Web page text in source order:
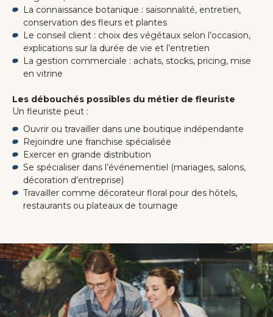
La connaissance botanique : saisonnalité, entretien,
conservation des fleurs et plantes
Le conseil client : choix des végétaux selon l’occasion,
explications sur la durée de vie et l’entretien
La gestion commerciale : achats, stocks, pricing, mise
en vitrine
Les débouchés possibles du métier de fleuriste
Un fleuriste peut :
Ouvrir ou travailler dans une boutique indépendante
Rejoindre une franchise spécialisée
Exercer en grande distribution
Se spécialiser dans l’événementiel (mariages, salons,
décoration d’entreprise)
Travailler comme décorateur floral pour des hôtels,
restaurants ou plateaux de tournage